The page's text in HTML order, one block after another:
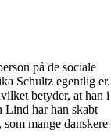
på de sociale
Schultz egentlig er.
betyder, at han i
Lind har han skabt
mange danskere